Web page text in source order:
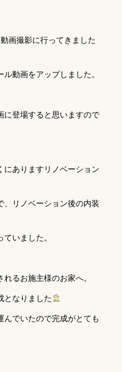
画撮影に行ってきました
動画をアップしました。
に登場すると思いますので
にありますリノベーション
、リノベーション後の内装
いました。
るお施主様のお家へ。
となりました
んでいたので完成がとても